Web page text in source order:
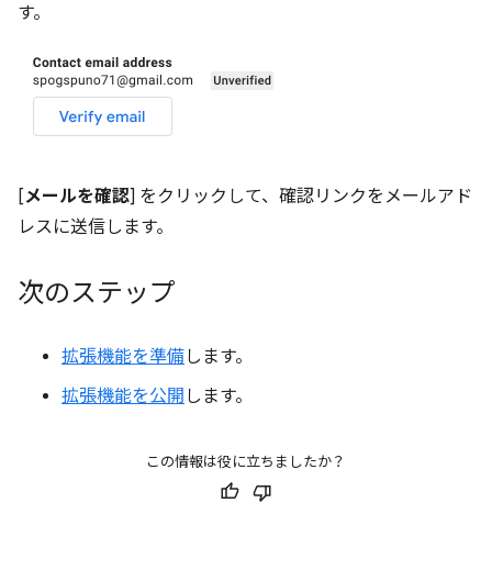
す。
[メールを確認] をクリックして、確認リンクをメールアド
レスに送信します。
次のステップ
拡張機能を準備します。
拡張機能を公開 します。
この情報は役に立ちましたか？